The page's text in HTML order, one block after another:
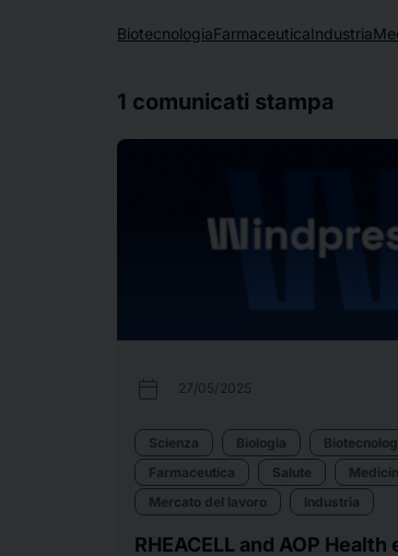
BiotecnologiaFarmaceuticaIndustria
1 comunicati stampa
calendar_today 27/05/2025
Scienza Biologia
Farmaceutica
Salute
Mercato del lavoro
Industria
RHEACELL and AOP